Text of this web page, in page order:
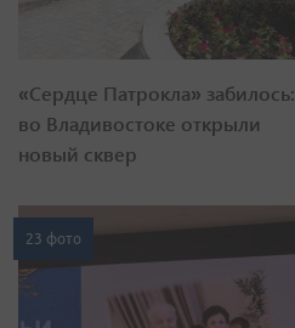
«Сердце Патрокла» забилось:
во Владивостоке открыли
новый сквер
23 фото